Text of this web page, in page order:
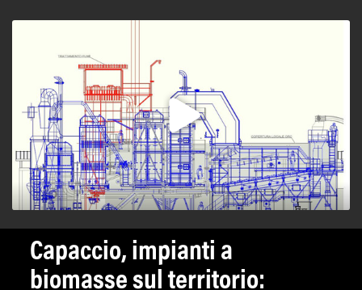
Capaccio, impianti a
biomasse sul territorio: